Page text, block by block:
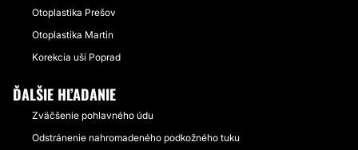
Otoplastika Prešov
Otoplastika Martin
Korekcia uší Poprad
ĎALŠIE HĽADANIE
Zväčšenie pohlavného údu
Odstránenie nahromadeného podkožného tuku